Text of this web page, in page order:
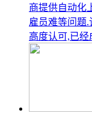
商提供自动化
雇员难等问题
高度认可,已